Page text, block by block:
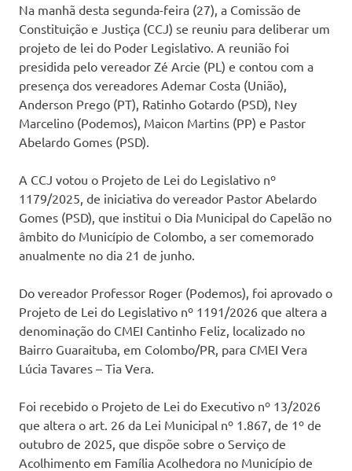
Na manhã desta segunda-feira (27), a Comissão de
Constituição e Justiça (CCJ) se reuniu para deliberar um
projeto de lei do Poder Legislativo. A reunião foi
presidida pelo vereador Zé Arcie (PL) e contou com a
presença dos vereadores Ademar Costa (União),
Anderson Prego (PT), Ratinho Gotardo (PSD), Ney
Marcelino (Podemos), Maicon Martins (PP) e Pastor
Abelardo Gomes (PSD).
A CCJ votou o Projeto de Lei do Legislativo nº
1179/2025, de iniciativa do vereador Pastor Abelardo
Gomes (PSD), que institui o Dia Municipal do Capelão no
âmbito do Município de Colombo, a ser comemorado
anualmente no dia 21 de junho.
Do vereador Professor Roger (Podemos), foi aprovado o
Projeto de Lei do Legislativo nº 1191/2026 que altera a
denominação do CMEI Cantinho Feliz, localizado no
Bairro Guaraituba, em Colombo/PR, para CMEI Vera
Lúcia Tavares – Tia Vera.
Foi recebido o Projeto de Lei do Executivo nº 13/2026
que altera o art. 26 da Lei Municipal nº 1.867, de 1º de
outubro de 2025, que dispõe sobre o Serviço de
Acolhimento em Família Acolhedora no Município de